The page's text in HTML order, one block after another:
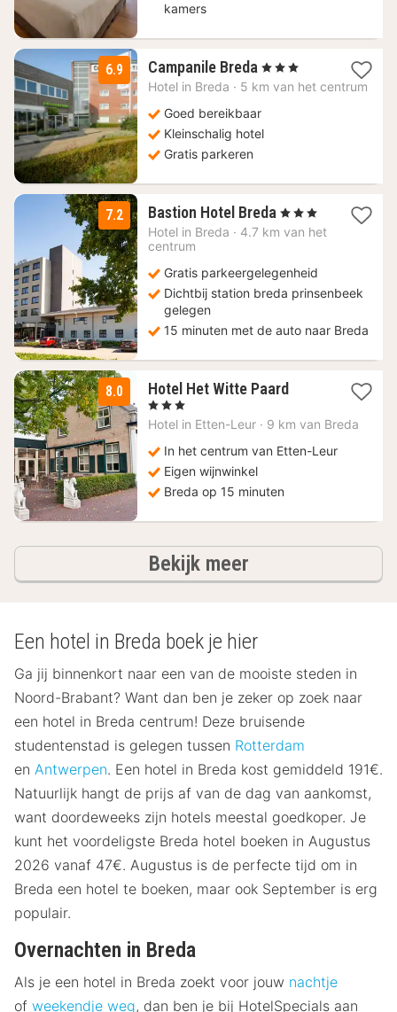
kamers
6.9 Campanile Breda 1
nacht
99
€
, 3 Sterren
Hotel in Breda · 5 km van het centrum
Goed bereikbaar
Kleinschalig hotel
Gratis parkeren
7.2 Bastion Hotel Breda 1
nacht
€
, 3 Sterren
Hotel in Breda · 4.7 km van het
centrum
Gratis parkeergelegenheid
Dichtbij station breda prinsenbeek
gelegen
15 minuten met de auto naar Breda
8.0 Hotel Het Witte Paard3
vanaf
€
, 3 Sterren
Hotel in Etten-Leur · 9 km van Breda
In het centrum van Etten-Leur
Eigen wijnwinkel
Breda op 15 minuten
Bekijk meerhotels
Een hotel in Breda boek je hier
Ga jij binnenkort naar een van de mooiste steden in
Noord-Brabant? Want dan ben je zeker op zoek naar
een hotel in Breda centrum! Deze bruisende
studentenstad is gelegen tussen Rotterdam
en Antwerpen. Een hotel in Breda kost gemiddeld 191€.
Natuurlijk hangt de prijs af van de dag van aankomst,
want doordeweeks zijn hotels meestal goedkoper. Je
kunt het voordeligste Breda hotel boeken in Augustus
2026 vanaf 47€. Augustus is de perfecte tijd om in
Breda een hotel te boeken, maar ook September is erg
populair.
Overnachten in Breda
Als je een hotel in Breda zoekt voor jouw nachtje
of weekendje weg, dan ben je bij HotelSpecials aan